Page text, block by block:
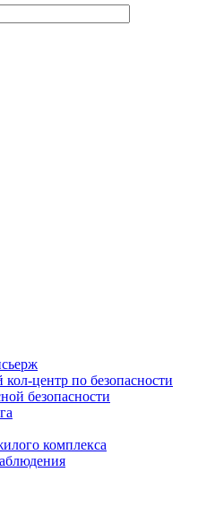
центр по безопасности
безопасности
комплекса